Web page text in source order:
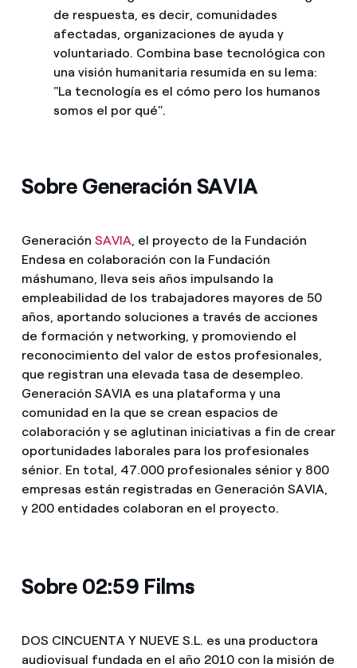
de respuesta, es decir, comunidades
afectadas, organizaciones de ayuda y
voluntariado. Combina base tecnológica con
una visión humanitaria resumida en su lema:
"La tecnología es el cómo pero los humanos
somos el por qué".
Sobre Generación SAVIA
Generación SAVIA, el proyecto de la Fundación
Endesa en colaboración con la Fundación
máshumano, lleva seis años impulsando la
empleabilidad de los trabajadores mayores de 50
años, aportando soluciones a través de acciones
de formación y networking, y promoviendo el
reconocimiento del valor de estos profesionales,
que registran una elevada tasa de desempleo.
Generación SAVIA es una plataforma y una
comunidad en la que se crean espacios de
colaboración y se aglutinan iniciativas a fin de crear
oportunidades laborales para los profesionales
sénior. En total, 47.000 profesionales sénior y 800
empresas están registradas en Generación SAVIA,
y 200 entidades colaboran en el proyecto.
Sobre 02:59 Films
DOS CINCUENTA Y NUEVE S.L. es una productora
audiovisual fundada en el año 2010 con la misión de